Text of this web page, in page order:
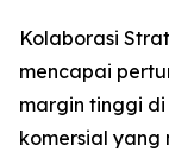
Kolaborasi
mencapai
margin tinggi
komersial yang